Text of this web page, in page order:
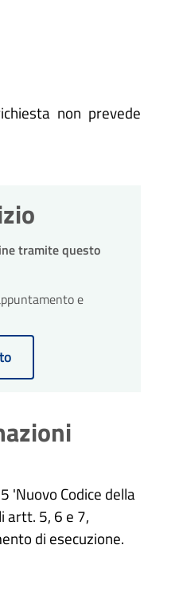
non prevede
tramite questo
e
'Nuovo Codice della
artt. 5, 6 e 7,
di esecuzione.